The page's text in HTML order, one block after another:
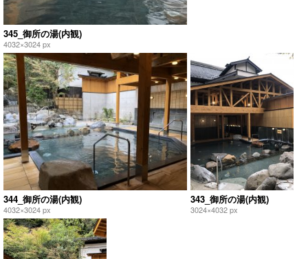
345_御所の湯(内観)
4032×3024 px
344_御所の湯(内観)
4032×3024 px
343_御所の湯(内観)
3024×4032 px